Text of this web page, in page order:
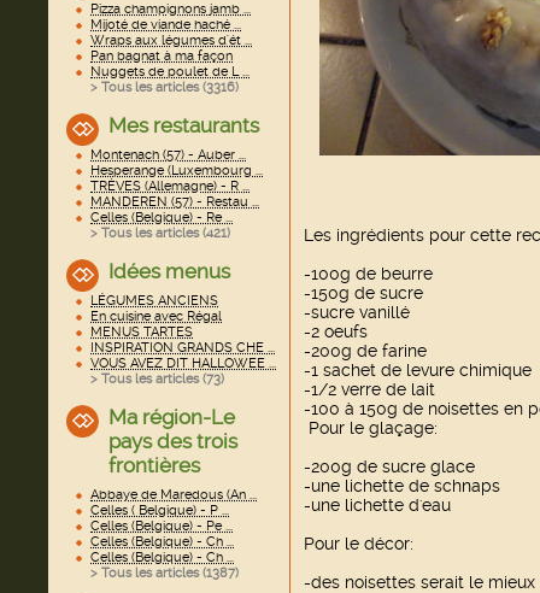
Pizza champignons jamb ...
Mijoté de viande haché ...
Wraps aux légumes d'ét ...
Pan bagnat à ma façon
Nuggets de poulet de L ...
> Tous les articles (3316)
Mes restaurants
Montenach (57) - Auber ...
Hesperange (Luxembourg ...
TRÈVES (Allemagne) - R ...
MANDEREN (57) - Restau ...
Celles (Belgique) - Re ...
> Tous les articles (421)
Idées menus
LÉGUMES ANCIENS
En cuisine avec Régal
MENUS TARTES
INSPIRATION GRANDS CHE ...
VOUS AVEZ DIT HALLOWEE ...
> Tous les articles (73)
Ma région-Le
pays des trois
frontières
Abbaye de Maredous (An ...
Celles ( Belgique) - P ...
Celles (Belgique) - Pe ...
Celles (Belgique) - Ch ...
Celles (Belgique) - Ch ...
> Tous les articles (1387)
Les ingrédients pour cette
-100g de beurre
-150g de sucre
-sucre vanillé
-2 oeufs
-200g de farine
-1 sachet de levure chimique
-1/2 verre de lait
-100 à 150g de noisettes en
Pour le glaçage:
-200g de sucre glace
-une lichette de schnaps
-une lichette d'eau
Pour le décor:
-des noisettes serait le mieux